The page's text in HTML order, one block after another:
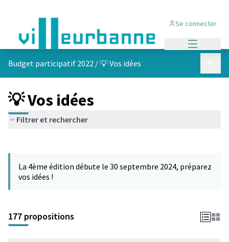
Se connecter
Budget participatif 2022 /💡 Vos idées
💡 Vos idées
Filtrer et rechercher
−
La 4ème édition débute le 30 septembre 2024, préparez
vos idées !
177 propositions